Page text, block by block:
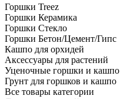
Горшки Treez
Горшки Керамика
Горшки Стекло
Горшки Бетон/Цемент/Гипс
Кашпо для орхидей
Аксессуары для растений
Уценочные горшки и кашпо
Грунт для горшков и кашпо
Все товары категории